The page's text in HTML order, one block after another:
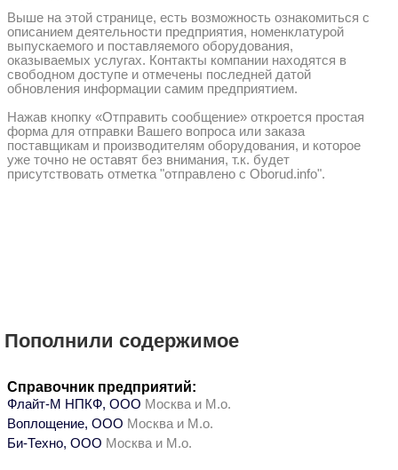
Выше на этой странице, есть возможность ознакомиться с
описанием деятельности предприятия, номенклатурой
выпускаемого и поставляемого оборудования,
оказываемых услугах. Контакты компании находятся в
свободном доступе и отмечены последней датой
обновления информации самим предприятием.
Нажав кнопку «Отправить сообщение» откроется простая
форма для отправки Вашего вопроса или заказа
поставщикам и производителям оборудования, и которое
уже точно не оставят без внимания, т.к. будет
присутствовать отметка "отправлено с Oborud.info".
Пополнили содержимое
Справочник предприятий:
Флайт-М НПКФ, ООО Москва и М.о.
Воплощение, ООО Москва и М.о.
Би-Техно, ООО Москва и М.о.